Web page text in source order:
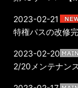
特権パスの改修
2023-02-21
2/20メンテナン
2023-02-20